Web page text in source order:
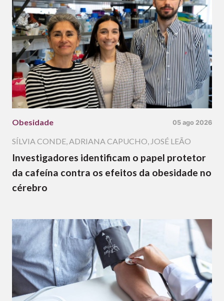
Obesidade 05 ago 2026
SÍLVIA CONDE,ADRIANA CAPUCHO, JOSÉ LEÃO
Investigadores identificam o papel protetor
da cafeína contra os efeitos da obesidade no
cérebro